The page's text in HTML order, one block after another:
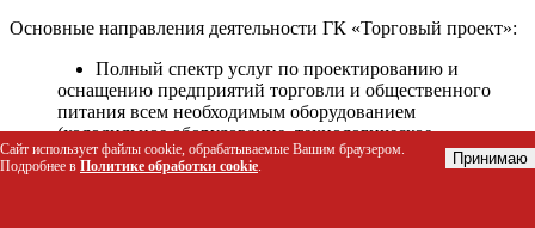
Основные направления деятельности ГК «Торговый проект»:
Полный спектр услуг по проектированию и
оснащению предприятий торговли и общественного
питания всем необходимым оборудованием
(холодильное оборудование, технологическое
оборудование, стеллажное оборудование и т.д.);
Автоматизация торговых процессов и внедрения
Сайт использует файлы cookie, обрабатываемые Вашим браузером.
Подробнее в Политике обработки cookie. Принимаю